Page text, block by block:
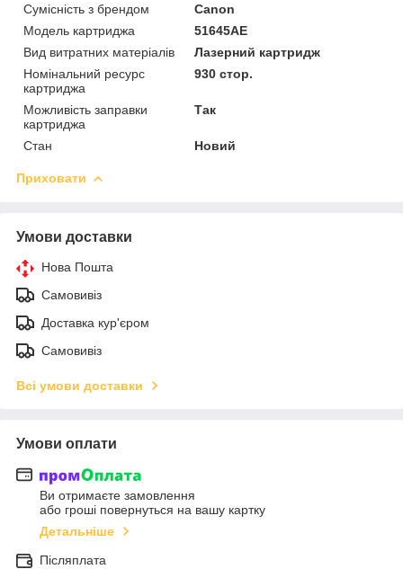
Сумісність з брендом
Canon
Модель картриджа
51645AE
Вид витратних матеріалів
Лазерний картридж
Номінальний ресурс
картриджа
930 стор.
Можливість заправки
картриджа
Так
Стан Новий
Приховати
Умови доставки
Нова Пошта
Самовивіз
Доставка кур'єром
Самовивіз
Всі умови доставки
Умови оплати
Ви отримаєте замовлення
або гроші повернуться на вашу картку
Детальніше
Післяплата